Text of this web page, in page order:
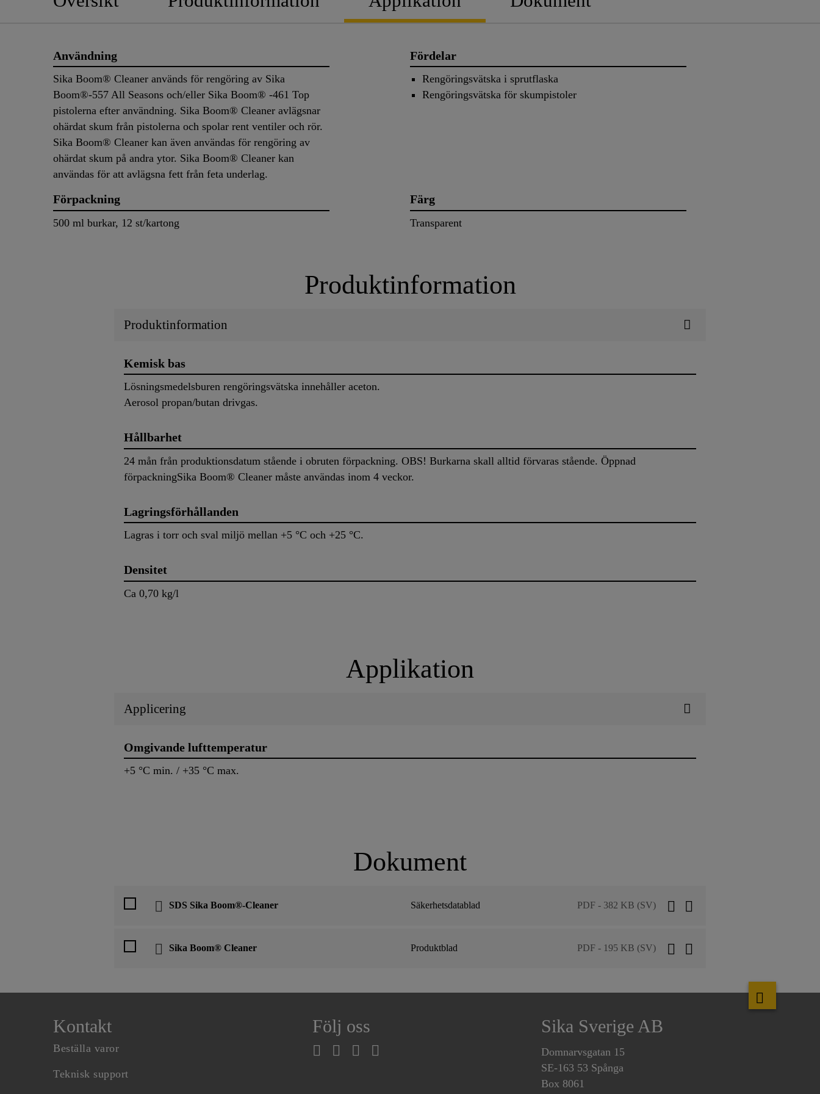
Användning
Sika Boom® Cleaner används för rengöring av Sika
Boom®-557 All Seasons och/eller Sika Boom® -461 Top
pistolerna efter användning. Sika Boom® Cleaner avlägsnar
ohärdat skum från pistolerna och spolar rent ventiler och rör.
Sika Boom® Cleaner kan även användas för rengöring av
ohärdat skum på andra ytor. Sika Boom® Cleaner kan
användas för att avlägsna fett från feta underlag.
Fördelar
Rengöringsvätska i sprutflaska
Rengöringsvätska för skumpistoler
Förpackning
500 ml burkar, 12 st/kartong
Färg
Transparent
Produktinformation
Produktinformation
Kemisk bas
Lösningsmedelsburen rengöringsvätska innehåller aceton.
Aerosol propan/butan drivgas.
Hållbarhet
24 mån från produktionsdatum stående i obruten förpackning. OBS! Burkarna skall alltid förvaras stående. Öppnad
förpackningSika Boom® Cleaner måste användas inom 4 veckor.
Lagringsförhållanden
Lagras i torr och sval miljö mellan +5 °C och +25 °C.
Densitet
Ca 0,70 kg/l
Applikation
Applicering
Omgivande lufttemperatur
+5 °C min. / +35 °C max.
Dokument
SDS Sika Boom®-Cleaner Säkerhetsdatablad PDF - 382 KB (SV)
Sika Boom® Cleaner Produktblad PDF - 195 KB (SV)
Kontakt
Beställa varor
Teknisk support
Följ oss Sika Sverige AB
Domnarvsgatan 15
SE-163 53 Spånga
Box 8061